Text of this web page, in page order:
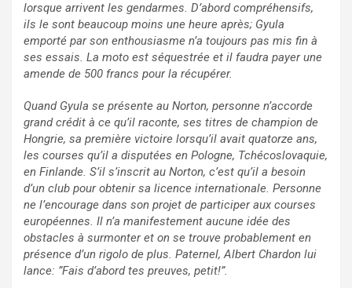
lorsque arrivent les gendarmes. D’abord compréhensifs,
ils le sont beaucoup moins une heure après; Gyula
emporté par son enthousiasme n’a toujours pas mis fin à
ses essais. La moto est séquestrée et il faudra payer une
amende de 500 francs pour la récupérer.
Quand Gyula se présente au Norton, personne n’accorde
grand crédit à ce qu’il raconte, ses titres de champion de
Hongrie, sa première victoire lorsqu’il avait quatorze ans,
les courses qu’il a disputées en Pologne, Tchécoslovaquie,
en Finlande. S’il s’inscrit au Norton, c’est qu’il a besoin
d’un club pour obtenir sa licence internationale. Personne
ne l’encourage dans son projet de participer aux courses
européennes. Il n’a manifestement aucune idée des
obstacles à surmonter et on se trouve probablement en
présence d’un rigolo de plus. Paternel, Albert Chardon lui
lance: ”Fais d’abord tes preuves, petit!”.